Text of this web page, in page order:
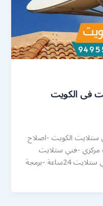
فى الكويت
الكويت -اصلاح
-فني ستلايت
هندي-مصلح ستلايت الكويت -فني ستلايت 24ساعة -برمجة